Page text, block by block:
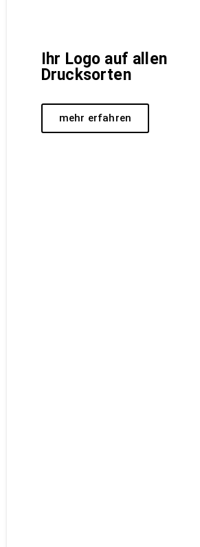
Ihr Logo auf allen
Drucksorten
mehr erfahren